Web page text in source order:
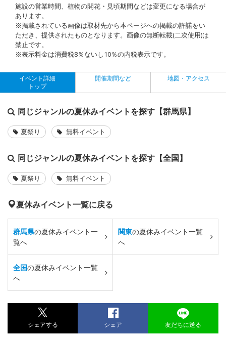
施設の営業時間、植物の開花・見頃期間などは変更になる場合が
あります。
※掲載されている画像は取材先から本ページへの掲載の許諾をい
ただき、提供されたものとなります。画像の無断転載(二次使用)は
禁止です。
※表示料金は消費税8％ないし10％の内税表示です。
イベント詳細
トップ
開催期間など 地図・アクセス
同じジャンルの夏休みイベントを探す【群馬県】
夏祭り 無料イベント
同じジャンルの夏休みイベントを探す【全国】
夏祭り 無料イベント
夏休みイベント一覧に戻る
群馬県の夏休みイベント一
覧へ
関東の夏休みイベント一覧
へ
全国の夏休みイベント一覧
へ
シェアする シェア 友だちに送る